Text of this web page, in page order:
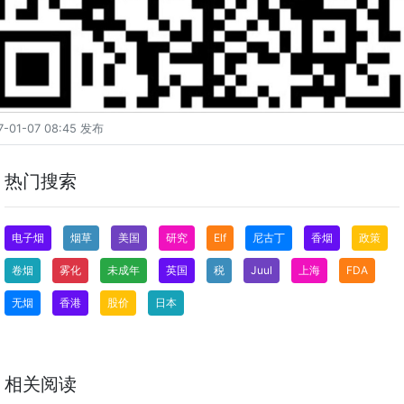
01-07 08:45 发布
热门搜索
电子烟 烟草 美国 研究 Elf 尼古丁 香烟 政策
卷烟 雾化 未成年 英国 税 Juul 上海 FDA
无烟 香港 股价 日本
相关阅读